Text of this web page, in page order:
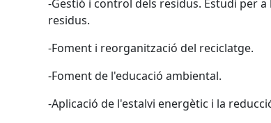
-Gestió i control dels residus. Estudi per
residus.
-Foment i reorganització del reciclatge.
-Foment de l'educació ambiental.
-Aplicació de l'estalvi energètic i la